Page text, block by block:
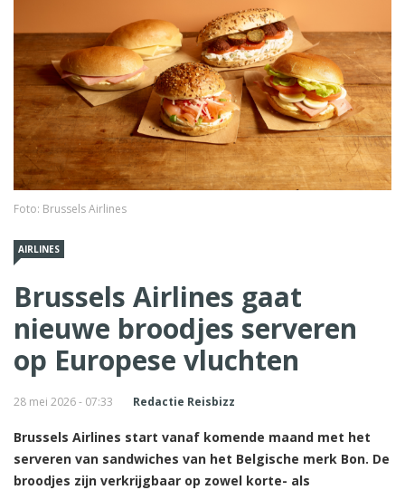
Foto: Brussels Airlines
AIRLINES
Brussels Airlines gaat
nieuwe broodjes serveren
op Europese vluchten
28 mei 2026 - 07:33 Redactie Reisbizz
Brussels Airlines start vanaf komende maand met het
serveren van sandwiches van het Belgische merk Bon. De
broodjes zijn verkrijgbaar op zowel korte- als